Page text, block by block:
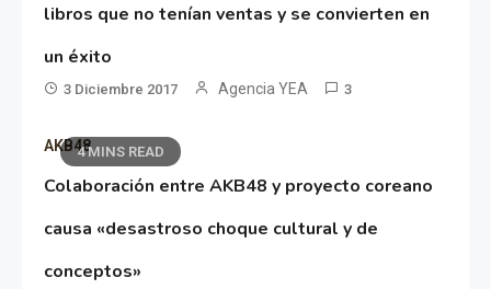
libros que no tenían ventas y se convierten en
un éxito
3 Diciembre 2017 Agencia YEA 3
4 MINS READ
AKB48
Colaboración entre AKB48 y proyecto coreano
causa «desastroso choque cultural y de
conceptos»